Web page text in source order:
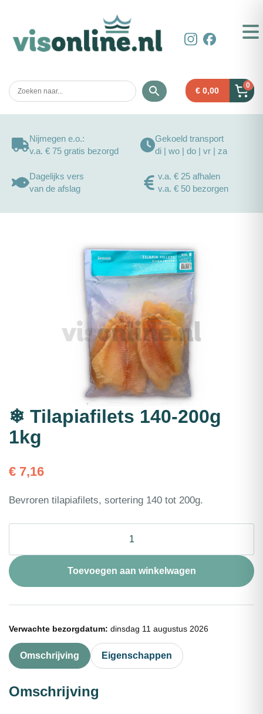
€ 0,00
0
Nijmegen e.o.:
v.a. € 75 gratis bezorgd
Gekoeld transport
di | wo | do | vr | za
Dagelijks vers
van de afslag
v.a. € 25 afhalen
v.a. € 50 bezorgen
❄ Tilapiafilets 140-200g
1kg
€ 7,16
Bevroren tilapiafilets, sortering 140 tot 200g.
140-
200g
1kg
aantal
Toevoegen aan winkelwagen
Verwachte bezorgdatum: dinsdag 11 augustus 2026
Omschrijving Eigenschappen
Omschrijving